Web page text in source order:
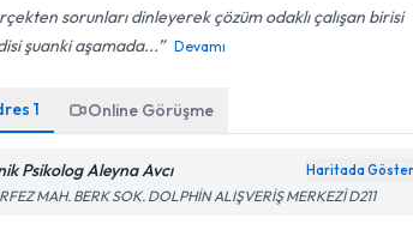
sorunları dinleyerek çözüm odaklı çalışan birisi
şuanki aşamada...
Devamı
1 Online Görüşme
Psikolog Aleyna Avcı Haritada Göster
MAH. BERK SOK. DOLPHİN ALIŞVERİŞ MERKEZİ D211